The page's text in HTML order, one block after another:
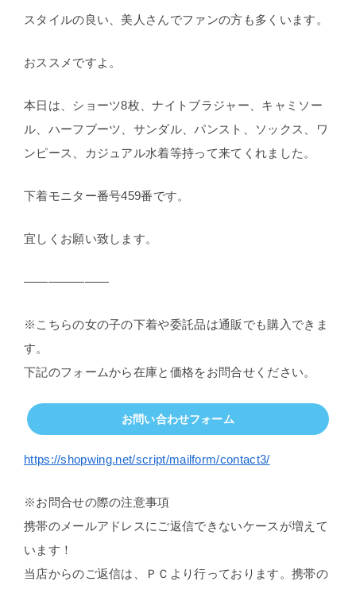
スタイルの良い、美人さんでファンの方も多くいます。
おススメですよ。
本日は、ショーツ8枚、ナイトブラジャー、キャミソー
ル、ハーフブーツ、サンダル、パンスト、ソックス、ワ
ンピース、カジュアル水着等持って来てくれました。
下着モニター番号459番です。
宜しくお願い致します。
———————
※こちらの女の子の下着や委託品は通販でも購入できま
す。
下記のフォームから在庫と価格をお問合せください。
お問い合わせフォーム
https://shopwing.net/script/mailform/contact3/
※お問合せの際の注意事項
携帯のメールアドレスにご返信できないケースが増えて
います！
当店からのご返信は、ＰＣより行っております。携帯の